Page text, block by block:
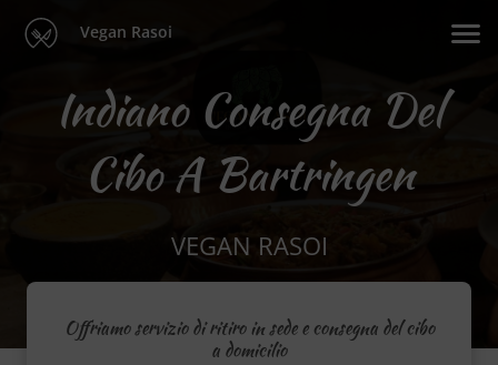
Vegan Rasoi
Indiano Consegna Del
Cibo A Bartringen
VEGAN RASOI
Offriamo servizio di ritiro in sede e consegna del cibo
a domicilio